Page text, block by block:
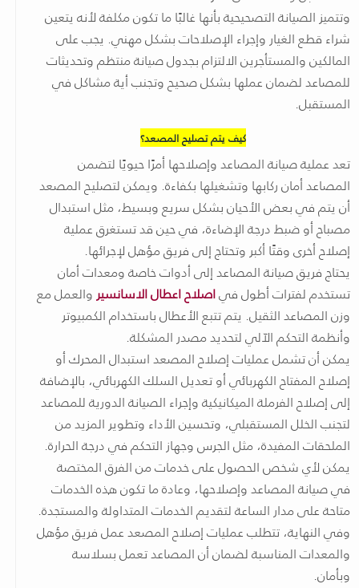
وتتميز الصيانة التصحيحية بأنها غالبًا ما تكون مكلفة لأنه يتعين
شراء قطع الغيار وإجراء الإصلاحات بشكل مهني. يجب على
المالكين والمستأجرين الالتزام بجدول صيانة منتظم وتحديثات
للمصاعد لضمان عملها بشكل صحيح وتجنب أية مشاكل في
المستقبل.
كيف يتم تصليح المصعد؟
تعد عملية صيانة المصاعد وإصلاحها أمرًا حيويًا لتضمن
المصاعد أمان ركابها وتشغيلها بكفاءة. ويمكن لتصليح المصعد
أن يتم في بعض الأحيان بشكل سريع وبسيط، مثل استبدال
مصباح أو ضبط درجة الإضاءة، في حين قد تستغرق عملية
إصلاح أخرى وقتًا أكبر وتحتاج إلى فريق مؤهل لإجرائها.
يحتاج فريق صيانة المصاعد إلى أدوات خاصة ومعدات أمان
تستخدم لفترات أطول فياصلاح اعطال الاسانسيروالعمل مع
وزن المصاعد الثقيل. يتم تتبع الأعطال باستخدام الكمبيوتر
وأنظمة التحكم الآلي لتحديد مصدر المشكلة.
يمكن أن تشمل عمليات إصلاح المصعد استبدال المحرك أو
إصلاح المفتاح الكهربائي أو تعديل السلك الكهربائي، بالإضافة
إلى إصلاح الفرملة الميكانيكية وإجراء الصيانة الدورية للمصاعد
لتجنب الخلل المستقبلي، وتحسين الأداء وتطوير المزيد من
الملحقات المفيدة، مثل الجرس وجهاز التحكم في درجة الحرارة.
يمكن لأي شخص الحصول على خدمات من الفرق المختصة
في صيانة المصاعد وإصلاحها، وعادة ما تكون هذه الخدمات
متاحة على مدار الساعة لتقديم الخدمات المتداولة والمستجدة.
وفي النهاية، تتطلب عمليات إصلاح المصعد عمل فريق مؤهل
والمعدات المناسبة لضمان أن المصاعد تعمل بسلاسة
وبأمان.